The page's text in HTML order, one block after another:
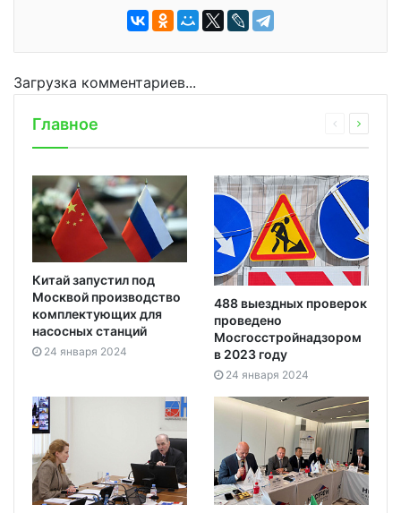
Загрузка комментариев...
Главное
Китай запустил под
Москвой производство
комплектующих для
насосных станций
24 января 2024
488 выездных проверок
проведено
Мосгосстройнадзором
в 2023 году
24 января 2024